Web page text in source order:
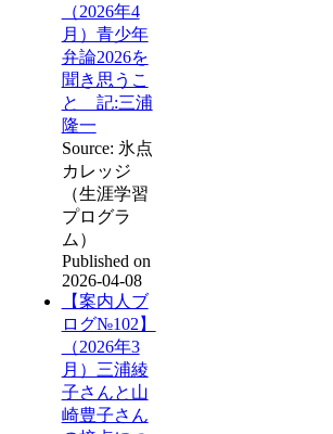
（2026年4
月）青少年
弁論2026を
聞き思うこ
と 記:三浦
隆一
Source: 氷点
カレッジ
（生涯学習
プログラ
ム）
Published on
2026-04-08
【案内人ブ
ログ№102】
（2026年3
月）三浦綾
子さんと山
崎豊子さん